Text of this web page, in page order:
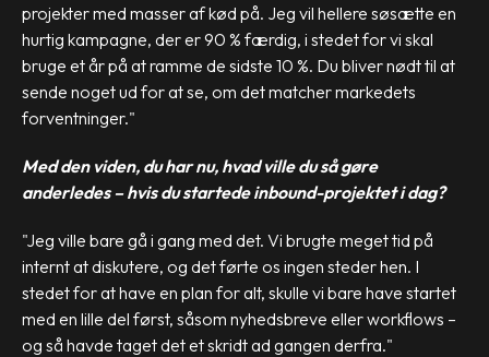
projekter med masser af kød på. Jeg vil hellere søsætte en
hurtig kampagne, der er 90 % færdig, i stedet for vi skal
bruge et år på at ramme de sidste 10 %. Du bliver nødt til at
sende noget ud for at se, om det matcher markedets
forventninger."
Med den viden, du har nu, hvad ville du så gøre
anderledes – hvis du startede inbound-projektet i dag?
"Jeg ville bare gå i gang med det. Vi brugte meget tid på
internt at diskutere, og det førte os ingen steder hen. I
stedet for at have en plan for alt, skulle vi bare have startet
med en lille del først, såsom nyhedsbreve eller workflows –
og så havde taget det et skridt ad gangen derfra."